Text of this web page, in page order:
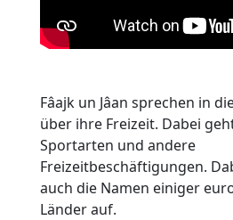
Fâajk un Jâan sprechen in
über ihre Freizeit. Dabei
Sportarten und andere
Freizeitbeschäftigungen.
auch die Namen einiger
Länder auf.